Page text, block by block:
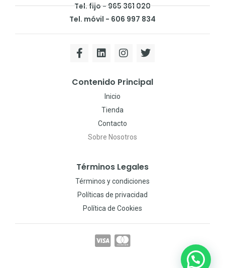
Tel. fijo - 965 361 020
Tel. móvil - 606 997 834
Contenido Principal
Inicio
Tienda
Contacto
Sobre Nosotros
Términos Legales
Términos y condiciones
Políticas de privacidad
Política de Cookies